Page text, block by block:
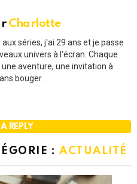
Charlotte
séries, j'ai 29 ans et je passe
univers à l'écran. Chaque
aventure, une invitation à
bouger.
REPLY
: ACTUALITÉ